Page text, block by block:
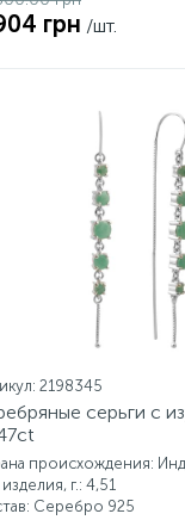
грн /шт.
2198345
серьги с
происхождения:
г.: 4,51
Серебро 925